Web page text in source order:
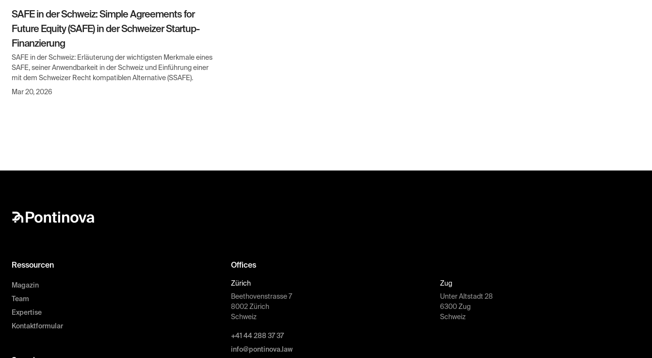
SAFE in der Schweiz: Simple Agreements for
Future Equity (SAFE) in der Schweizer Startup-
Finanzierung
SAFE in der Schweiz: Erläuterung der wichtigsten Merkmale eines
SAFE, seiner Anwendbarkeit in der Schweiz und Einführung einer
mit dem Schweizer Recht kompatiblen Alternative (SSAFE).
Mar 20, 2026
Ressourcen
Magazin
Team
Expertise
Kontaktformular
Offices
Zürich
Beethovenstrasse 7
8002 Zürich
Schweiz
+41 44 288 37 37
info@pontinova.law
Zug
Unter Altstadt 28
6300 Zug
Schweiz